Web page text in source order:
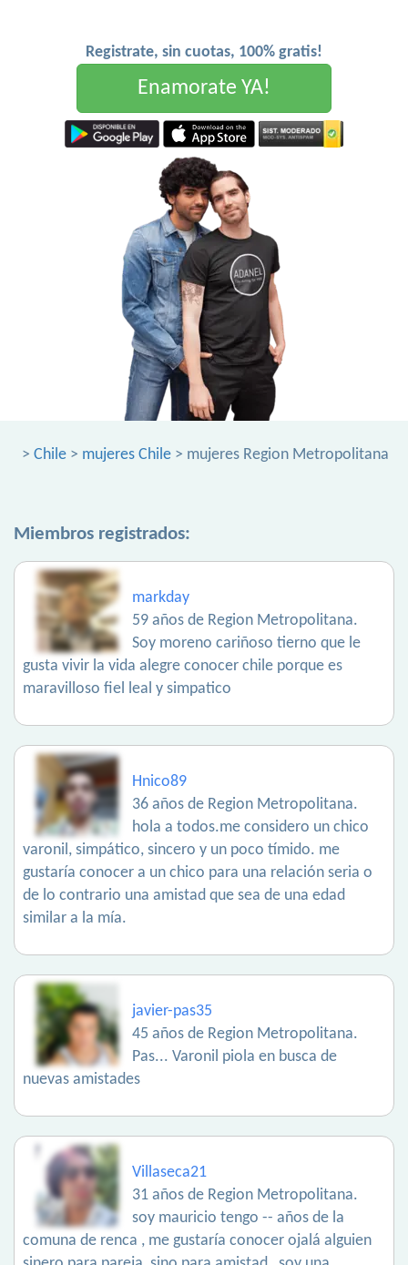
Registrate, sin cuotas, 100% gratis!
Enamorate YA!
> Chile > mujeres Chile > mujeres Region Metropolitana
Miembros registrados:
markday
59 años de Region Metropolitana.
Soy moreno cariñoso tierno que le
gusta vivir la vida alegre conocer chile porque es
maravilloso fiel leal y simpatico
Hnico89
36 años de Region Metropolitana.
hola a todos.me considero un chico
varonil, simpático, sincero y un poco tímido. me
gustaría conocer a un chico para una relación seria o
de lo contrario una amistad que sea de una edad
similar a la mía.
javier-pas35
45 años de Region Metropolitana.
Pas... Varonil piola en busca de
nuevas amistades
Villaseca21
31 años de Region Metropolitana.
soy mauricio tengo -- años de la
comuna de renca , me gustaría conocer ojalá alguien